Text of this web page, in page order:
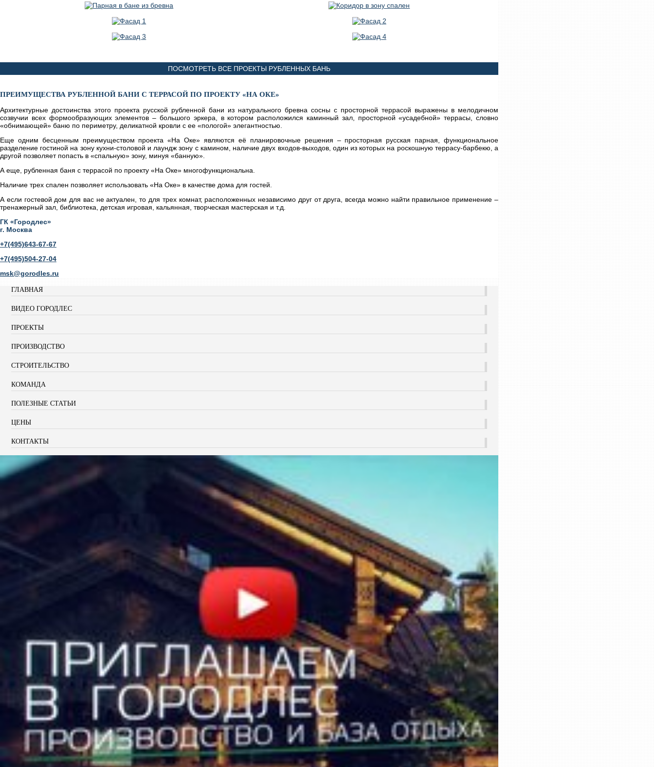
ПОСМОТРЕТЬ ВСЕ ПРОЕКТЫ РУБЛЕННЫХ БАНЬ
ПРЕИМУЩЕСТВА РУБЛЕННОЙ БАНИ С ТЕРРАСОЙ ПО ПРОЕКТУ «НА ОКЕ»
Архитектурные достоинства этого проекта русской рубленной бани из натурального бревна сосны с просторной террасой выражены в мелодичном
созвучии всех формообразующих элементов – большого эркера, в котором расположился каминный зал, просторной «усадебной» террасы, словно
«обнимающей» баню по периметру, деликатной кровли с ее «пологой» элегантностью.
Еще одним бесценным преимуществом проекта «На Оке» являются её планировочные решения – просторная русская парная, функциональное
разделение гостиной на зону кухни-столовой и лаундж зону с камином, наличие двух входов-выходов, один из которых на роскошную террасу-барбекю, а
другой позволяет попасть в «спальную» зону, минуя «банную».
А еще, рубленная баня с террасой по проекту «На Оке» многофункциональна.
Наличие трех спален позволяет использовать «На Оке» в качестве дома для гостей.
А если гостевой дом для вас не актуален, то для трех комнат, расположенных независимо друг от друга, всегда можно найти правильное применение –
тренажерный зал, библиотека, детская игровая, кальянная, творческая мастерская и т.д.
ГК «Городлес»
г. Москва
+7(495)643-67-67
+7(495)504-27-04
msk@gorodles.ru
ГЛАВНАЯ
ВИДЕО ГОРОДЛЕС
ПРОЕКТЫ
ПРОИЗВОДСТВО
СТРОИТЕЛЬСТВО
КОМАНДА
ПОЛЕЗНЫЕ СТАТЬИ
ЦЕНЫ
КОНТАКТЫ